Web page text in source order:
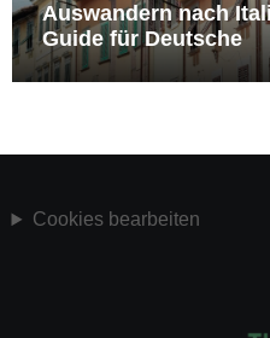
Auswandern nach
Guide für Deutsche
Cookies bearbeiten